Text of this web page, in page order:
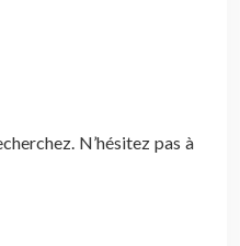
N’hésitez pas à